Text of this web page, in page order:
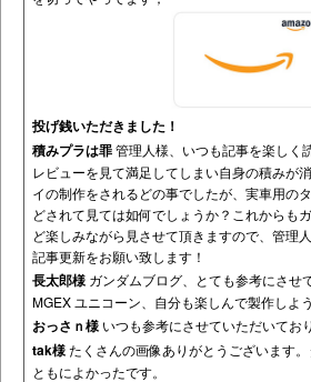
投げ銭いただきました！
積みプラは罪管理人様、いつも記事を楽しく
レビューを見て満足してしまい自身の積みが
イの制作をされるどの事でしたが、実車用の
どされて見ては如何でしょうか？これからも
ど楽しみながら見させて頂きますので、管理
記事更新をお願い致します！
長太郎様 ガンダムブログ、とても参考にさせ
MGEX ユニコーン、自分も楽しんで製作しよ
おっさｎ様 いつも参考にさせていただいてお
tak様たくさんの画像ありがとうございます
ともによかったです。